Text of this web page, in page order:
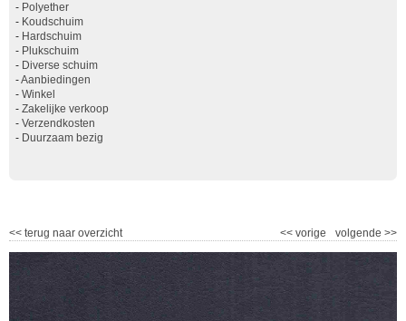
- Polyether
- Koudschuim
- Hardschuim
- Plukschuim
- Diverse schuim
-Aanbiedingen
- Winkel
- Zakelijke verkoop
- Verzendkosten
- Duurzaam bezig
<< terug naar overzicht volgende >>
<< vorige